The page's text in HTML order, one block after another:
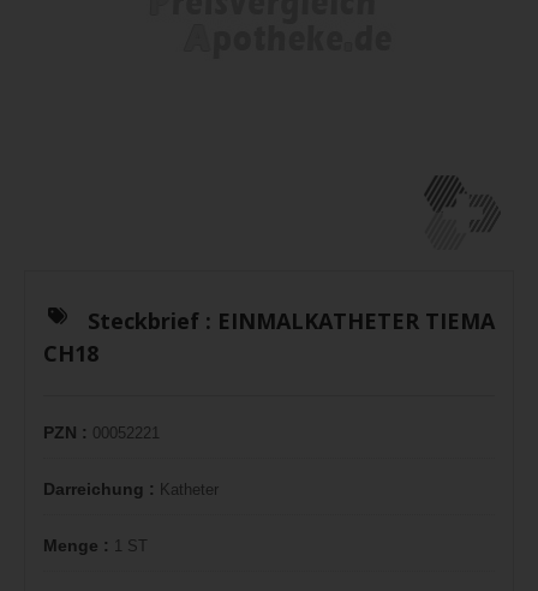
Steckbrief : EINMALKATHETER TIEMA
CH18
PZN : 00052221
Darreichung : Katheter
Menge : 1 ST